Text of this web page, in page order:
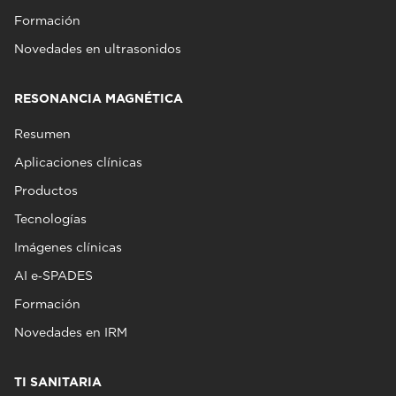
Formación
Novedades en ultrasonidos
RESONANCIA MAGNÉTICA
Resumen
Aplicaciones clínicas
Productos
Tecnologías
Imágenes clínicas
AI e‑SPADES
Formación
Novedades en IRM
TI SANITARIA